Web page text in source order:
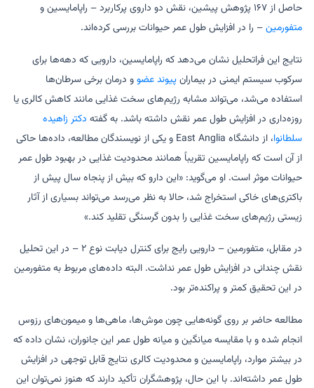
حاصل از ۱۶۷ پژوهش پیشین، نقش دو داروی پرکاربرد – راپامایسین و
متفورمین– را در افزایش طول عمر حیوانات بررسی کرده‌اند.
نتایج این فراتحلیل نشان می‌دهد که راپامایسین، دارویی که دهه‌ها برای
سرکوب سیستم ایمنی در بیمارانپیوند عضوو درمان برخی سرطان‌ها
استفاده می‌شد، می‌تواند مشابه رژیم‌های سخت غذایی مانند کاهش کالری یا
روزه‌داری در افزایش طول عمر نقش داشته باشد. به گفته دکتر زاهیده
سلطانوا
، از دانشگاه East Anglia و یکی از نویسندگان مطالعه، داده‌ها حاکی
از آن است که راپامایسین تقریباً همانند محدودیت غذایی در بهبود طول عمر
حیوانات موثر است. او می‌گوید: «این دارو که بیش از پنجاه سال پیش از
باکتری‌های خاکی استخراج شد، حالا به نظر می‌رسد می‌تواند بسیاری از آثار
زیستی رژیم‌های سخت غذایی را بدون گرسنگی تقلید کند.»
در مقابل، متفورمین – دارویی رایج برای کنترل دیابت نوع ۲ – در این تحلیل
نقش چندانی در افزایش طول عمر نداشت. البته داده‌های مربوط به متفورمین
در این تحقیق کمتر و پراکنده‌تر بود.
مطالعه حاضر بر روی گونه‌هایی چون موش‌ها، ماهی‌ها و میمون‌های رزوس
انجام شده و با مقایسه میانگین و میانه طول عمر این جانوران، نشان داده که
در بیشتر موارد، راپامایسین و محدودیت کالری نتایج قابل توجهی در افزایش
طول عمر داشته‌اند. با این حال، پژوهشگران تأکید دارند که هنوز نمی‌توان این